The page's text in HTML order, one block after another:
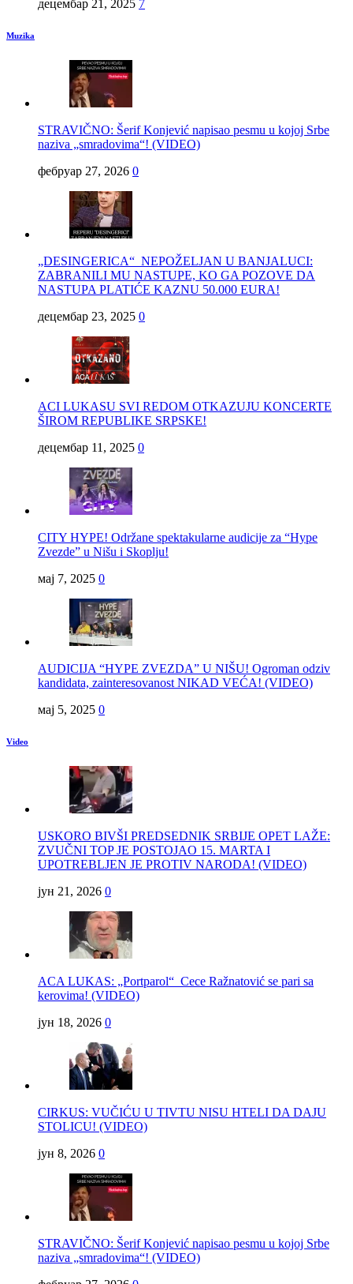
децембар 21, 2025 7
Muzika
STRAVIČNO: Šerif Konjević napisao pesmu u kojoj Srbe
naziva „smradovima“! (VIDEO)
фебруар 27, 2026 0
„DESINGERICA“ NEPOŽELJAN U BANJALUCI:
ZABRANILI MU NASTUPE, KO GA POZOVE DA
NASTUPA PLATIĆE KAZNU 50.000 EURA!
децембар 23, 2025 0
ACI LUKASU SVI REDOM OTKAZUJU KONCERTE
ŠIROM REPUBLIKE SRPSKE!
децембар 11, 2025 0
CITY HYPE! Održane spektakularne audicije za “Hype
Zvezde” u Nišu i Skoplju!
мај 7, 2025 0
AUDICIJA “HYPE ZVEZDA” U NIŠU! Ogroman odziv
kandidata, zainteresovanost NIKAD VEĆA! (VIDEO)
мај 5, 2025 0
Video
USKORO BIVŠI PREDSEDNIK SRBIJE OPET LAŽE:
ZVUČNI TOP JE POSTOJAO 15. MARTA I
UPOTREBLJEN JE PROTIV NARODA! (VIDEO)
јун 21, 2026 0
ACA LUKAS: „Portparol“ Cece Ražnatović se pari sa
kerovima! (VIDEO)
јун 18, 2026 0
CIRKUS: VUČIĆU U TIVTU NISU HTELI DA DAJU
STOLICU! (VIDEO)
јун 8, 2026 0
STRAVIČNO: Šerif Konjević napisao pesmu u kojoj Srbe
naziva „smradovima“! (VIDEO)